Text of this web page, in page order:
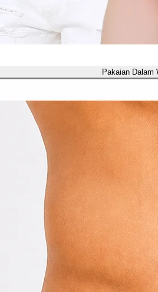
Pakaian Dalam